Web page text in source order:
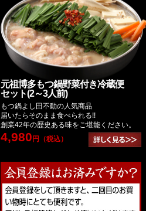
元祖博多もつ鍋野菜付き冷蔵便
セット(2～3人前)
もつ鍋よし田不動の人気商品
届いたらそのまま食べられる!!
創業42年の歴史ある味をご堪能ください。
4,980 円（税込）